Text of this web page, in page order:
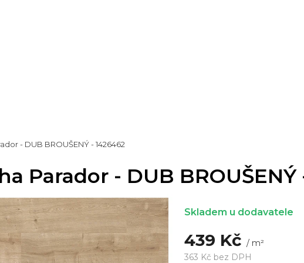
- DUB BROUŠENÝ - 1426462
Parador - DUB BROUŠENÝ
439 Kč / m²
363 Kč bez DPH
Skladem u dodavatele